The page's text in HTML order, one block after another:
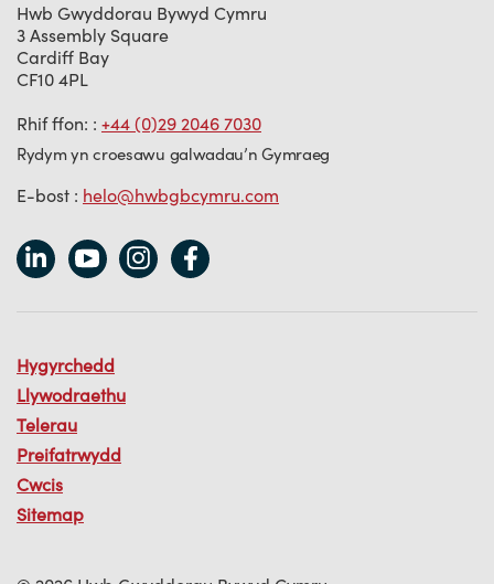
Hwb Gwyddorau Bywyd Cymru
3 Assembly Square
Cardiff Bay
CF10 4PL
Rhif ffon: : +44 (0)29 2046 7030
Rydym yn croesawu galwadau’n Gymraeg
E-bost : helo@hwbgbcymru.com
Hygyrchedd
Llywodraethu
Telerau
Preifatrwydd
Cwcis
Sitemap